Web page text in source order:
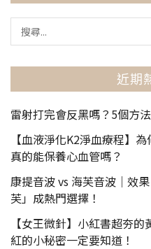
近期
雷射打完會反黑嗎？5個方
【血液淨化K2淨血療程】
真的能保養心血管嗎？
康提音波 vs 海芙音波｜效
芙」成熱門選擇！
【女王微針】小紅書超夯
紅的小秘密一定要知道！